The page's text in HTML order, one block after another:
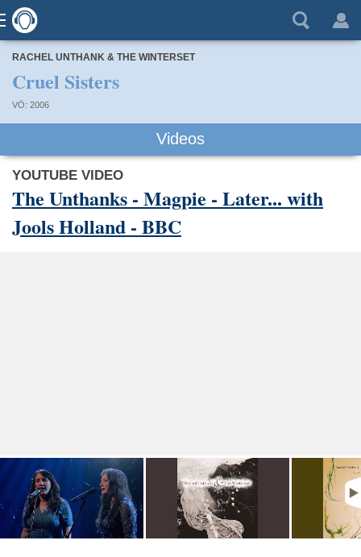
RACHEL UNTHANK & THE WINTERSET
Cruel Sisters
VÖ: 2006
Videos
YOUTUBE VIDEO
The Unthanks - Magpie - Later... with
Jools Holland - BBC